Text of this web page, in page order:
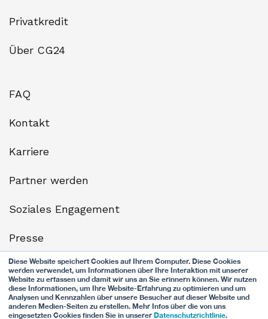
Diese Website speichert Cookies auf Ihrem Computer. Diese Cookies
werden verwendet, um Informationen über Ihre Interaktion mit unserer
Website zu erfassen und damit wir uns an Sie erinnern können. Wir nutzen
diese Informationen, um Ihre Website-Erfahrung zu optimieren und um
Analysen und Kennzahlen über unsere Besucher auf dieser Website und
anderen Medien-Seiten zu erstellen. Mehr Infos über die von uns
eingesetzten Cookies finden Sie in unserer Datenschutzrichtlinie.
Privatkredit
Über CG24
FAQ
Kontakt
Karriere
Partner werden
Soziales Engagement
Presse
Datenschutz
Nutzungsbestimmungen